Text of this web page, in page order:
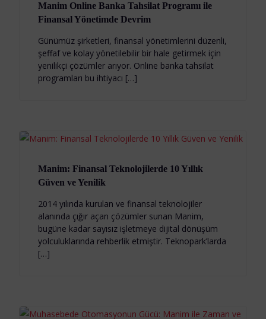
Manim Online Banka Tahsilat Programı ile
Finansal Yönetimde Devrim
Günümüz şirketleri, finansal yönetimlerini düzenli,
şeffaf ve kolay yönetilebilir bir hale getirmek için
yenilikçi çözümler arıyor. Online banka tahsilat
programları bu ihtiyacı […]
Manim: Finansal Teknolojilerde 10 Yıllık
Güven ve Yenilik
2014 yılında kurulan ve finansal teknolojiler
alanında çığır açan çözümler sunan Manim,
bugüne kadar sayısız işletmeye dijital dönüşüm
yolculuklarında rehberlik etmiştir. Teknopark’larda
[…]